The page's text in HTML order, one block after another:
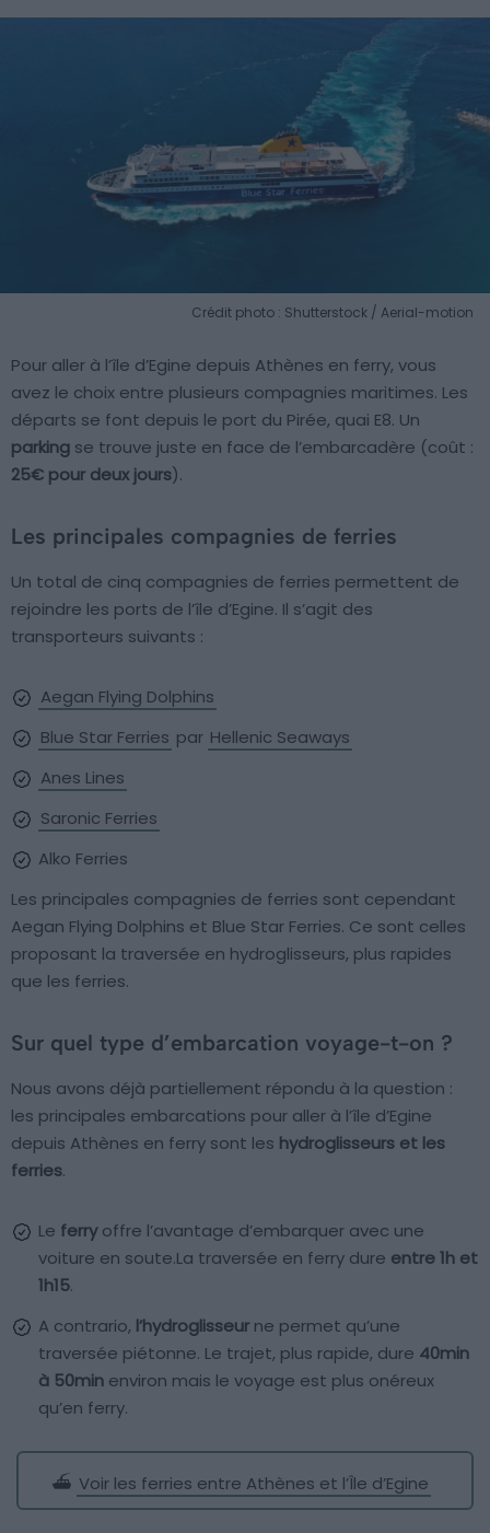
Crédit photo : Shutterstock / Aerial-motion
Pour aller à l’île d’Egine depuis Athènes en ferry, vous
avez le choix entre plusieurs compagnies maritimes. Les
départs se font depuis le port du Pirée, quai E8. Un
parking se trouve juste en face de l’embarcadère (coût :
25€ pour deux jours).
Les principales compagnies de ferries
Un total de cinq compagnies de ferries permettent de
rejoindre les ports de l’île d’Egine. Il s’agit des
transporteurs suivants :
Aegan Flying Dolphins
Blue Star Ferries par Hellenic Seaways
Anes Lines
Saronic Ferries
Alko Ferries
Les principales compagnies de ferries sont cependant
Aegan Flying Dolphins et Blue Star Ferries. Ce sont celles
proposant la traversée en hydroglisseurs, plus rapides
que les ferries.
Sur quel type d’embarcation voyage-t-on ?
Nous avons déjà partiellement répondu à la question :
les principales embarcations pour aller à l’île d’Egine
depuis Athènes en ferry sont les hydroglisseurs et les
ferries.
Le ferryoffre l’avantage d’embarquer avec une
voiture en soute.La traversée en ferry dure entre 1h et
1h15.
A contrario, l’hydroglisseur ne permet qu’une
traversée piétonne. Le trajet, plus rapide, dure 40min
à 50min environ mais le voyage est plus onéreux
qu’en ferry.
⛴️ Voir les ferries entre Athènes et l’Île d’Egine